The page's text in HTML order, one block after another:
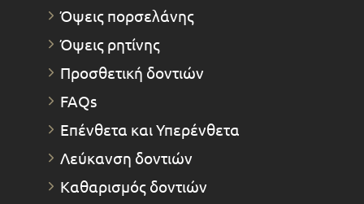
Όψεις πορσελάνης
Όψεις ρητίνης
Προσθετική δοντιών
FAQs
Επένθετα και Υπερένθετα
Λεύκανση δοντιών
Καθαρισμός δοντιών